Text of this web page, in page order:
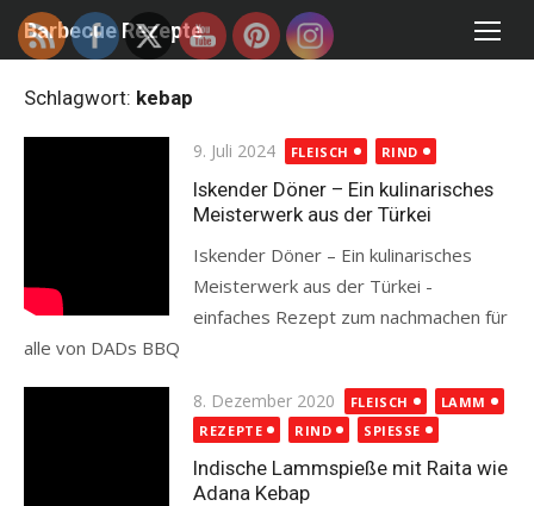
Skip
Barbecue Rezepte
Schlagwort: kebap
Posted
on
9. Juli 2024 FLEISCH RIND
Iskender Döner – Ein kulinarisches
Meisterwerk aus der Türkei
Iskender Döner – Ein kulinarisches
Meisterwerk aus der Türkei -
einfaches Rezept zum nachmachen für
alle von DADs BBQ
Posted
on
8. Dezember 2020 FLEISCH
LAMM
REZEPTE
RIND SPIESSE
Indische Lammspieße mit Raita wie
Adana Kebap